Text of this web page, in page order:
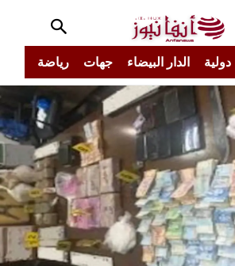
دولية الدار البيضاء جهات رياضة